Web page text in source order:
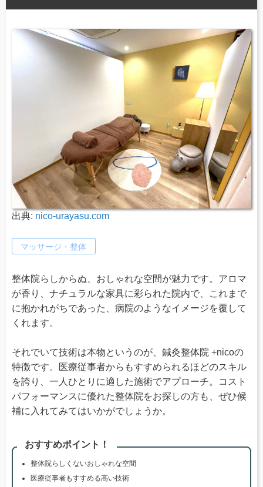
出典: nico-urayasu.com
マッサージ・整体
整体院らしからぬ、おしゃれな空間が魅力です。アロマ
が香り、ナチュラルな家具に彩られた院内で、これまで
に抱かれがちであった、病院のようなイメージを覆して
くれます。
それでいて技術は本物というのが、鍼灸整体院 +nicoの
特徴です。医療従事者からもすすめられるほどのスキル
を誇り、一人ひとりに適した施術でアプローチ。コスト
パフォーマンスに優れた整体院をお探しの方も、ぜひ候
補に入れてみてはいかがでしょうか。
おすすめポイント！
整体院らしくないおしゃれな空間
医療従事者もすすめる高い技術